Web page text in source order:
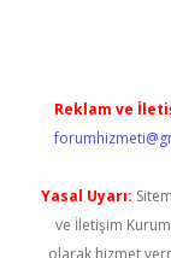
Reklam ve
Yasal Uyarı:
ve İletişim
olarak hizmet